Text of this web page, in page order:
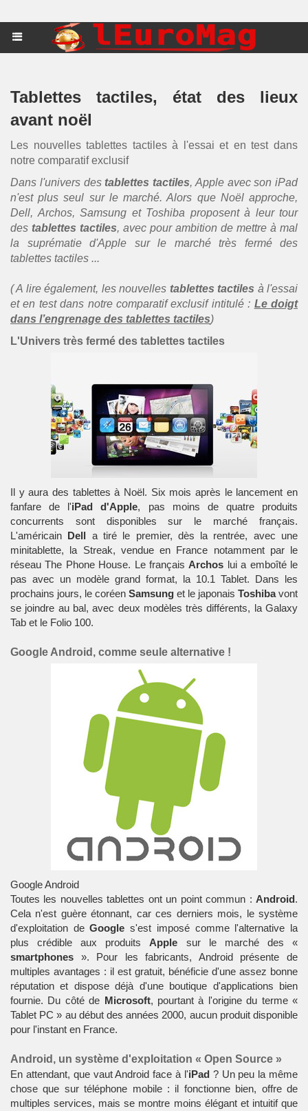
Tablettes tactiles, état des lieux
avant noël
Les nouvelles tablettes tactiles à l'essai et en test dans
notre comparatif exclusif
Dans l'univers des tablettes tactiles, Apple avec son iPad
n'est plus seul sur le marché. Alors que Noël approche,
Dell, Archos, Samsung et Toshiba proposent à leur tour
des tablettes tactiles, avec pour ambition de mettre à mal
la suprématie d'Apple sur le marché très fermé des
tablettes tactiles ...
( A lire également, les nouvelles tablettes tactiles à l'essai
et en test dans notre comparatif exclusif intitulé : Le doigt
dans l’engrenage des tablettes tactiles)
L'Univers très fermé des tablettes tactiles
Il y aura des tablettes à Noël. Six mois après le lancement en
fanfare de l'iPad d'Apple, pas moins de quatre produits
concurrents sont disponibles sur le marché français.
L'américain Dell a tiré le premier, dès la rentrée, avec une
minitablette, la Streak, vendue en France notamment par le
réseau The Phone House. Le français Archos lui a emboîté le
pas avec un modèle grand format, la 10.1 Tablet. Dans les
prochains jours, le coréen Samsung et le japonais Toshibavont
se joindre au bal, avec deux modèles très différents, la Galaxy
Tab et le Folio 100.
Google Android, comme seule alternative !
Google Android
Toutes les nouvelles tablettes ont un point commun : Android.
Cela n'est guère étonnant, car ces derniers mois, le système
d'exploitation deGoogle s'est imposé comme l'alternative la
plus crédible aux produits Apple sur le marché des «
smartphones ». Pour les fabricants, Androidprésente de
multiples avantages : il est gratuit, bénéficie d'une assez bonne
réputation et dispose déjà d'une boutique d'applications bien
fournie. Du côté de Microsoft, pourtant à l'origine du terme «
Tablet PC » au début des années 2000, aucun produit disponible
pour l'instant en France.
Android, un système d'exploitation « Open Source »
En attendant, que vaut Android face à l'iPad ? Un peu la même
chose que surtéléphone mobile: il fonctionne bien, offre de
multiples services, mais se montre moins élégant et intuitif que